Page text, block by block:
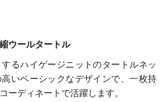
ウールタートル
るハイゲージニットのタートルネッ
いベーシックなデザインで、一枚持
ーディネートで活躍します。